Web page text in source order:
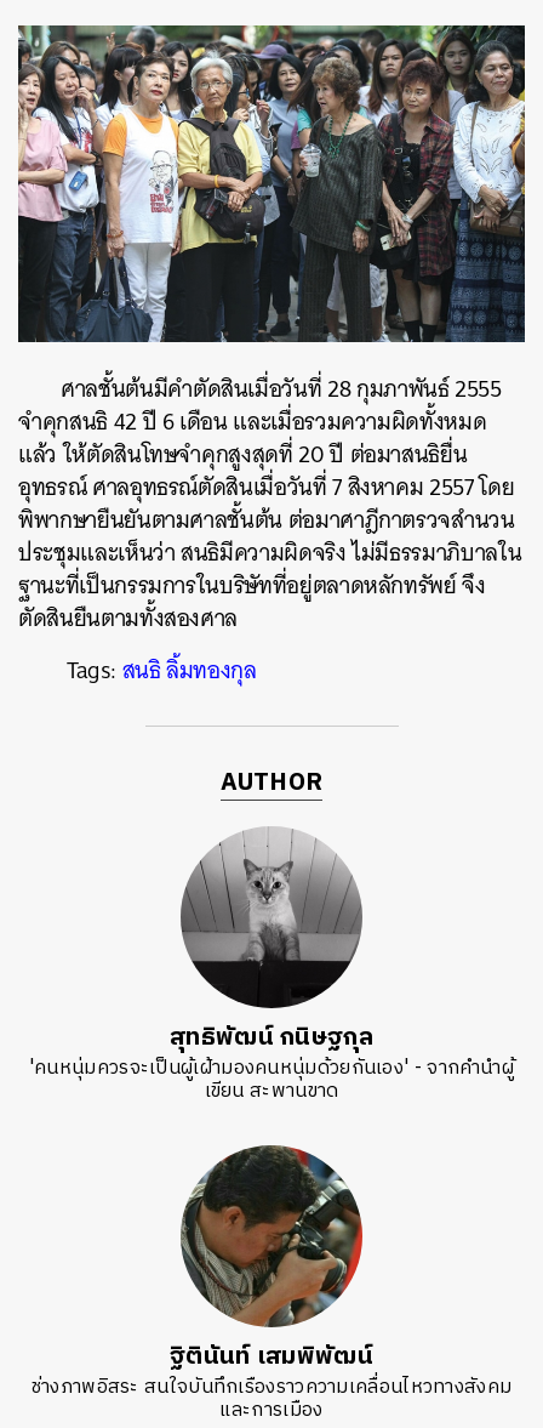
ศาลชั้นต้นมีคำตัดสินเมื่อวันที่ 28 กุมภาพันธ์ 2555
จำคุกสนธิ 42 ปี 6 เดือน และเมื่อรวมความผิดทั้งหมด
แล้ว ให้ตัดสินโทษจำคุกสูงสุดที่ 20 ปี ต่อมาสนธิยื่น
อุทธรณ์ ศาลอุทธรณ์ตัดสินเมื่อวันที่ 7 สิงหาคม 2557 โดย
พิพากษายืนยันตามศาลชั้นต้น ต่อมาศาฎีกาตรวจสำนวน
ประชุมและเห็นว่า สนธิมีความผิดจริง ไม่มีธรรมาภิบาลใน
ฐานะที่เป็นกรรมการในบริษัทที่อยู่ตลาดหลักทรัพย์ จึง
ตัดสินยืนตามทั้งสองศาล
Tags:สนธิ ลิ้มทองกุล
AUTHOR
สุทธิพัฒน์ กนิษฐกุล
'คนหนุ่มควรจะเป็นผู้เฝ้ามองคนหนุ่มด้วยกันเอง' - จากคำนำผู้
เขียน สะพานขาด
ฐิตินันท์ เสมพิพัฒน์
ช่างภาพอิสระ สนใจบันทึกเรืองราวความเคลื่อนไหวทางสังคม
และการเมือง